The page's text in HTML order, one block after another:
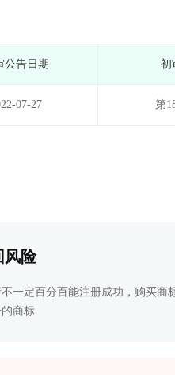
公告日期 初
07-27 第
风险
一定百分百能注册成功，购买商
商标